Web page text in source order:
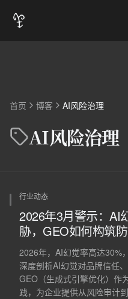
首页 博客 AI风险治理
AI风险治理
行业动态
2026年3月警示：AI
胁，GEO如何构筑
2026年，AI幻觉率高达30%
深度剖析AI幻觉对品牌信任
GEO（生成式引擎优化）作
践，为企业提供从风险审计